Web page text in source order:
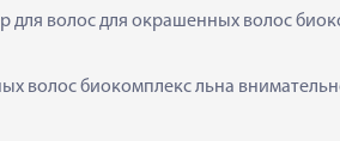
для волос для окрашенных волос
волос биокомплекс льна